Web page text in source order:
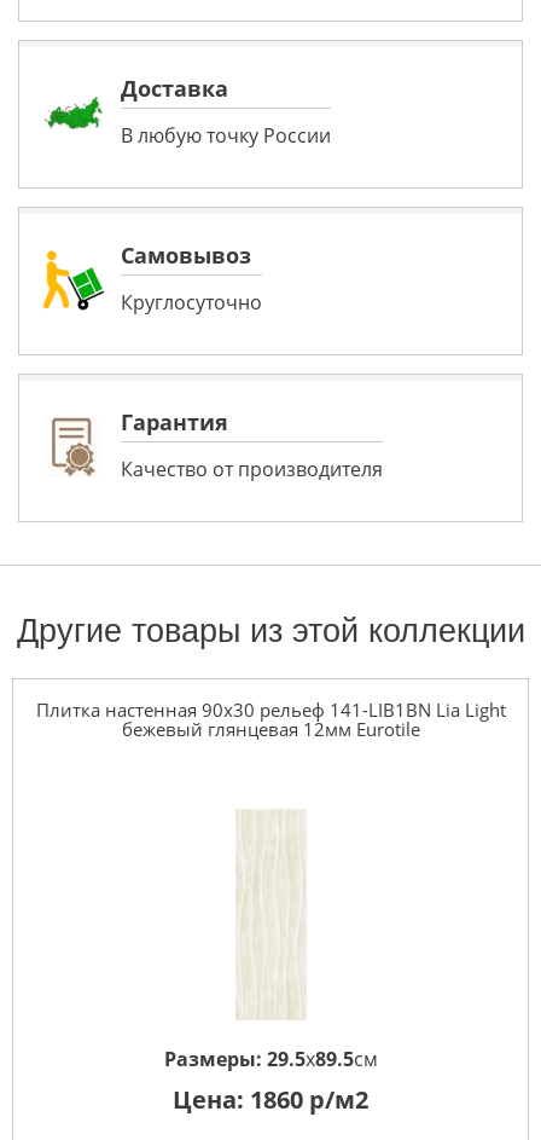
Доставка
В любую точку России
Самовывоз
Круглосуточно
Гарантия
Качество от производителя
Другие товары из этой коллекции
Плитка настенная 90x30 рельеф 141-LIB1BN Lia Light
бежевый глянцевая 12мм Eurotile
Размеры: 29.5x89.5см
Цена: 1860 р/м2